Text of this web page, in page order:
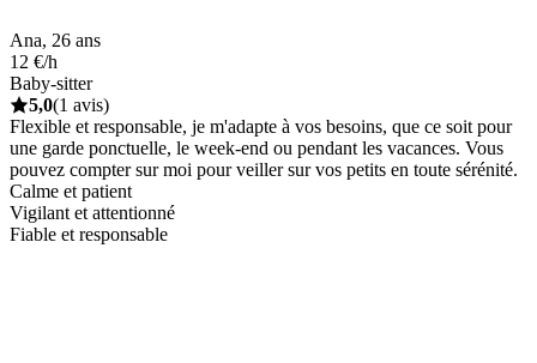
Ana, 26 ans
12 €/h
Baby-sitter
5,0(1 avis)
Flexible et responsable, je m'adapte à vos besoins, que ce soit pour
une garde ponctuelle, le week-end ou pendant les vacances. Vous
pouvez compter sur moi pour veiller sur vos petits en toute sérénité.
Calme et patient
Vigilant et attentionné
Fiable et responsable